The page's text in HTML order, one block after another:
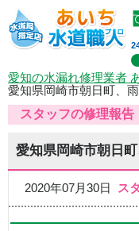
愛知の水漏れ修理業者
愛知県岡崎市朝日町、
スタッフの修理報告
愛知県岡崎市朝日
2020年07月30日 ス